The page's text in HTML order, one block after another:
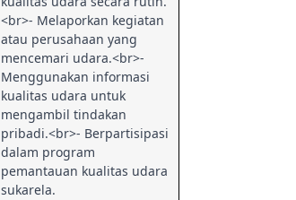
<br>- Melaporkan kegiatan
atau perusahaan yang
mencemari udara.<br>-
Menggunakan informasi
kualitas udara untuk
mengambil tindakan
pribadi.<br>- Berpartisipasi
dalam program
pemantauan kualitas udara
sukarela.